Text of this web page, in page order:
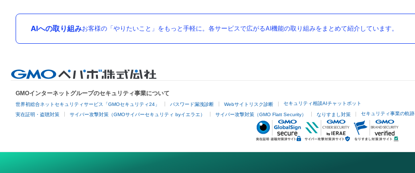
AIへの取り組みお客様の「やりたいこと」をもっと手軽に。各サービスで広がるAI機能の取り組みをまとめて紹介しています。
GMOインターネットグループのセキュリティ事業について
世界初総合ネットセキュリティサービス「GMOセキュリティ24」 パスワード漏洩診断 Webサイトリスク診断 セキュリティ相談AIチャットボット
実在証明・盗聴対策 サイバー攻撃対策（GMOサイバーセキュリティ byイエラエ） サイバー攻撃対策（GMO Flatt Security） なりすまし対策 セキュリティ事業の軌跡